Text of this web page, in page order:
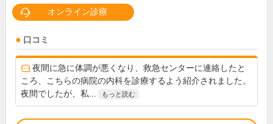
オンライン診療
口コミ
夜間に急に体調が悪くなり、救急センターに連絡したと
ころ、こちらの病院の内科を診療するよう紹介されました。
夜間でしたが、私...
もっと読む